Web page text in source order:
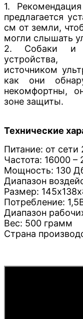
1.
предлагается
см от земли,
могли слышать
2. Собаки и
устройства,
источником
как они
некомфортны,
зоне защиты.
Технические
Питание: от сети
Частота: 16000 –
Мощность: 130
Диапазон
Размер:
Потребление:
Диапазон
Вес: 500 грамм
Страна